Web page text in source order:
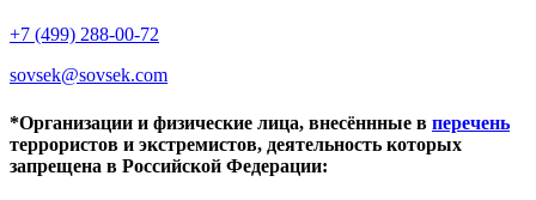
+7 (499) 288-00-72
sovsek@sovsek.com
*Организации и физические лица, внесённные в перечень
террористов и экстремистов, деятельность которых
запрещена в Российской Федерации: